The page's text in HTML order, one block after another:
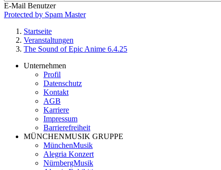
E-Mail Benutzer
Protected by Spam Master
Pfadnavigation
Startseite
Veranstaltungen
The Sound of Epic Anime 6.4.25
Footer
Service-
MünchenEvent
Unternehmen
Profil
Datenschutz
Kontakt
AGB
Karriere
Impressum
Barrierefreiheit
MÜNCHENMUSIK GRUPPE
MünchenMusik
Alegria Konzert
NürnbergMusik